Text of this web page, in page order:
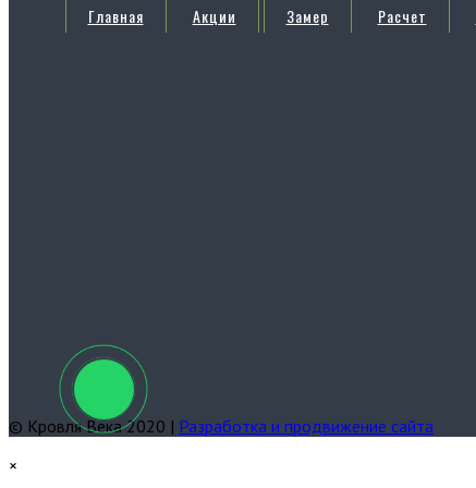
Главная Акции
Замер
Расчет
© Кровля Века 2020 | Разработка и продвижение сайта
×